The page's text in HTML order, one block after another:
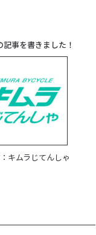
記事を書きました！
キムラじてんしゃ